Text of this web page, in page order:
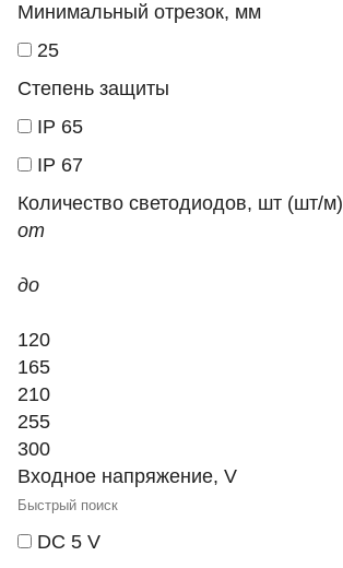
Минимальный отрезок, мм
25
Степень защиты
IP 65
IP 67
Количество светодиодов, шт (шт/м)
от
до
120
165
210
255
300
Входное напряжение, V
DC 5 V